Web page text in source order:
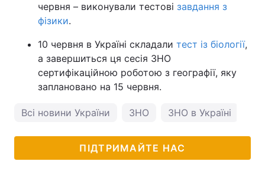
червня – виконували тестові завдання з
фізики.
10 червня в Україні складали тест із біології,
а завершиться ця сесія ЗНО
сертифікаційною роботою з географії, яку
заплановано на 15 червня.
Всі новини України ЗНО ЗНО в Україні
ПІДТРИМАЙТЕ НАС